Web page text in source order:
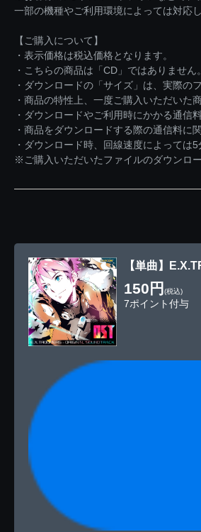
一部の機種やご利用環境によっては対応
【ご購入について】
・表示価格は税込価格となります。
・こちらの商品は「CD」ではありませ
・ダウンロードの「サイズ」は、実際の
・商品の特性上、一度ご購入いただいた
・ダウンロードやご利用時にかかる通信
・商品をダウンロードする際の通信料に
・ダウンロード時、回線速度によっては
※ご購入いただいたファイルのダウンロ
【単曲】
150円 (税込)
7ポイント付与